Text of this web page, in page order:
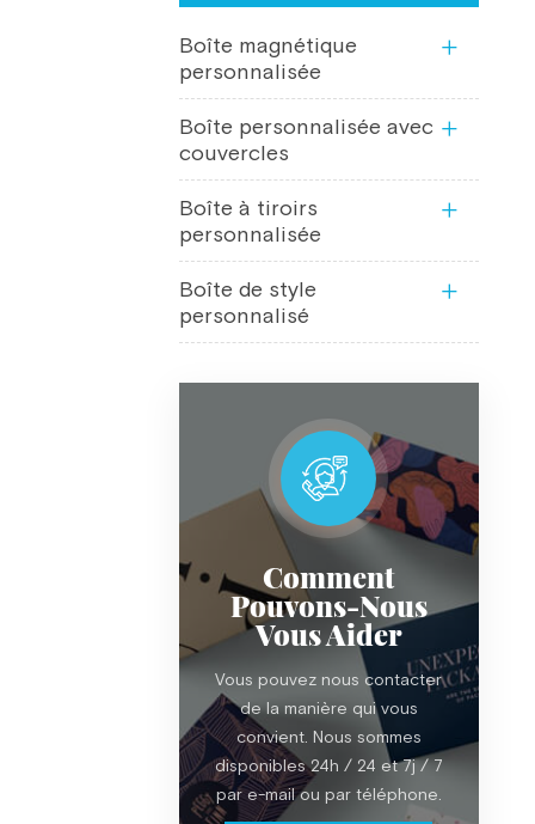
Boîte magnétique
personnalisée
Boîte personnalisée avec
couvercles
Boîte à tiroirs
personnalisée
Boîte de style
personnalisé
Comment
Pouvons-Nous
Vous Aider
Vous pouvez nous contacter
de la manière qui vous
convient. Nous sommes
disponibles 24h / 24 et 7j / 7
par e-mail ou par téléphone.